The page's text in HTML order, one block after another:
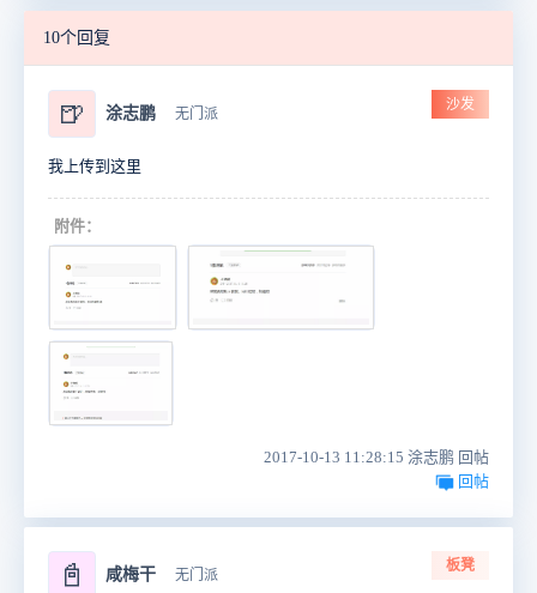
10个回复
🍺 涂志鹏 无门派
沙发
我上传到这里
附件：
2017-10-13 11:28:15 涂志鹏 回帖
回帖
📓 咸梅干 无门派
板凳